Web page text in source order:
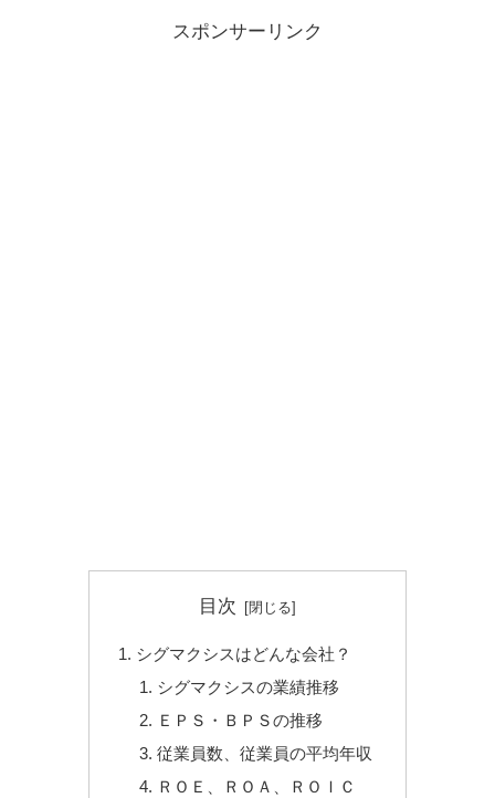
スポンサーリンク
目次
シグマクシスはどんな会社？
シグマクシスの業績推移
ＥＰＳ・ＢＰＳの推移
従業員数、従業員の平均年収
ＲＯＥ、ＲＯＡ、ＲＯＩＣ